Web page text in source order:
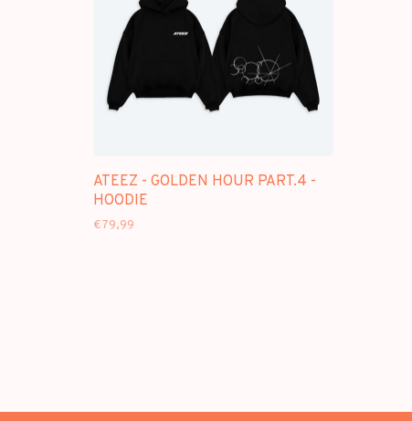
ATEEZ - GOLDEN HOUR PART.4 -
HOODIE
€79,99